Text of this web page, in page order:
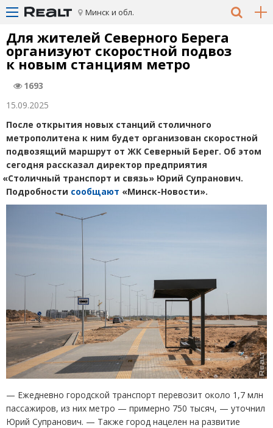
Минск и обл.
Для жителей Северного Берега
организуют скоростной подвоз
к новым станциям метро
1693
15.09.2025
После открытия новых станций столичного
метрополитена к ним будет организован скоростной
подвозящий маршрут от ЖК Северный Берег. Об этом
сегодня рассказал директор предприятия
«Столичный транспорт и связь» Юрий Супранович.
Подробности сообщают «Минск-Новости».
— Ежедневно городской транспорт перевозит около 1,7 млн
пассажиров, из них метро — примерно 750 тысяч, — уточнил
Юрий Супранович. — Также город нацелен на развитие